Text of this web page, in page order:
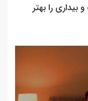
را بهتر